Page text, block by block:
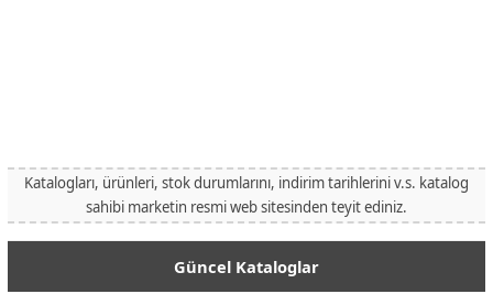
Katalogları, ürünleri, stok durumlarını, indirim tarihlerini v.s. katalog
sahibi marketin resmi web sitesinden teyit ediniz.
Güncel Kataloglar